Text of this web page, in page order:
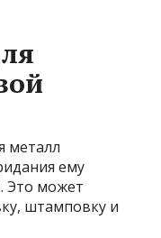
металл
ему
Это может
штамповку и